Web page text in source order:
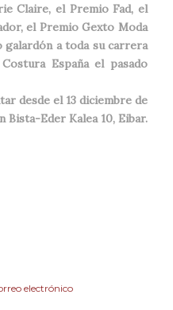
Claire, el Premio Fad, el
el Premio Gexto Moda
a toda su carrera
España el pasado
desde el 13 diciembre de
Bista-Eder Kalea 10, Eibar.
electrónico